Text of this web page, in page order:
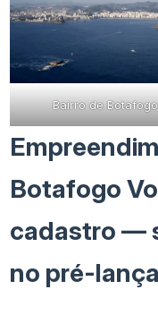
Bairro de Botafogo
Botafogo
cadastro —
no pré-